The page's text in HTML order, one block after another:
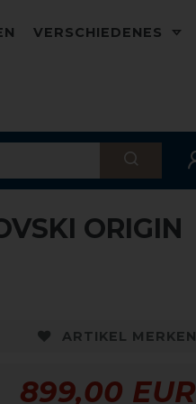
VERSCHIEDENES
ORIGIN
ARTIKEL MERKEN
899,00 EUR